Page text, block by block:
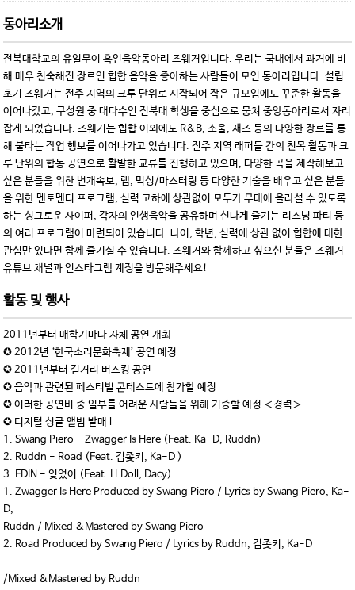
동아리소개
전북대학교의 유일무이 흑인음악동아리 즈웨거입니다. 우리는 국내에서 과거에 비
해 매우 친숙해진 장르인 힙합 음악을 좋아하는 사람들이 모인 동아리입니다. 설립
초기 즈웨거는 전주 지역의 크루 단위로 시작되어 작은 규모임에도 꾸준한 활동을
이어나갔고, 구성원 중 대다수인 전북대 학생을 중심으로 뭉쳐 중앙동아리로서 자리
잡게 되었습니다. 즈웨거는 힙합 이외에도 R&B, 소울, 재즈 등의 다양한 장르를 통
해 불타는 작업 행보를 이어나가고 있습니다. 전주 지역 래퍼들 간의 친목 활동과 크
루 단위의 합동 공연으로 활발한 교류를 진행하고 있으며, 다양한 곡을 제작해보고
싶은 분들을 위한 번개속보, 랩, 믹싱/마스터링 등 다양한 기술을 배우고 싶은 분들
을 위한 멘토멘티 프로그램, 실력 고하에 상관없이 모두가 무대에 올라설 수 있도록
하는 싱그로운 사이퍼, 각자의 인생음악을 공유하며 신나게 즐기는 리스닝 파티 등
의 여러 프로그램이 마련되어 있습니다. 나이, 학년, 실력에 상관 없이 힙합에 대한
관심만 있다면 함께 즐기실 수 있습니다. 즈웨거와 함께하고 싶으신 분들은 즈웨거
유튜브 채널과 인스타그램 계정을 방문해주세요!
활동 및 행사
2011년부터 매학기마다 자체 공연 개최
✪ 2012년 ‘한국소리문화축제’ 공연 예정
✪ 2011년부터 길거리 버스킹 공연
✪ 음악과 관련된 페스티벌 콘테스트에 참가할 예정
✪ 이러한 공연비 중 일부를 어려운 사람들을 위해 기증할 예정 ＜경력＞
✪ 디지털 싱글 앨범 발매 l
1. Swang Piero - Zwagger Is Here (Feat. Ka-D, Ruddn)
2. Ruddn - Road (Feat. 김좆키, Ka-D )
3. FDIN - 잊었어 (Feat. H.Doll, Dacy)
1. Zwagger Is Here Produced by Swang Piero / Lyrics by Swang Piero, Ka-
D,
Ruddn / Mixed &Mastered by Swang Piero
2. Road Produced by Swang Piero / Lyrics by Ruddn, 김좆키, Ka-D
/Mixed &Mastered by Ruddn